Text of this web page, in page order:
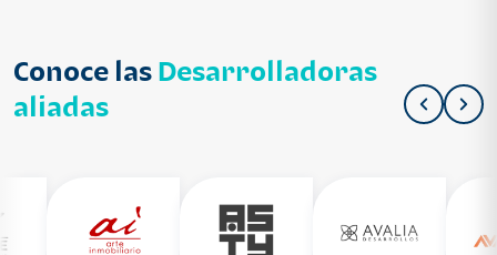
Conoce las Desarrolladoras
aliadas